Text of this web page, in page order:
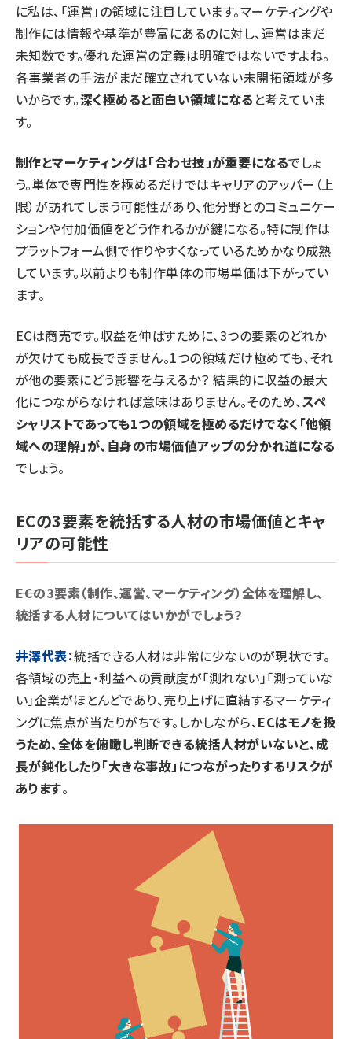
に私は、「運営」の領域に注目しています。マーケティングや
制作には情報や基準が豊富にあるのに対し、運営はまだ
未知数です。優れた運営の定義は明確ではないですよね。
各事業者の手法がまだ確立されていない未開拓領域が多
いからです。深く極めると面白い領域になる と考えていま
す。
制作とマーケティングは「合わせ技」が重要になるでしょ
う。単体で専門性を極めるだけではキャリアのアッパー（上
限）が訪れてしまう可能性があり、他分野とのコミュニケー
ションや付加価値をどう作れるかが鍵になる。特に制作は
プラットフォーム側で作りやすくなっているためかなり成熟
しています。以前よりも制作単体の市場単価は下がってい
ます。
ECは商売です。収益を伸ばすために、3つの要素のどれか
が欠けても成長できません。1つの領域だけ極めても、それ
が他の要素にどう影響を与えるか？ 結果的に収益の最大
化につながらなければ意味はありません。そのため、スペ
シャリストであっても1つの領域を極めるだけでなく「他領
域への理解」が、自身の市場価値アップの分かれ道になる
でしょう。
ECの3要素を統括する人材の市場価値とキャ
リアの可能性
――ECの3要素（制作、運営、マーケティング）全体を理解し、
統括する人材についてはいかがでしょう？
井澤代表：統括できる人材は非常に少ないのが現状です。
各領域の売上・利益への貢献度が「測れない」「測っていな
い」企業がほとんどであり、売り上げに直結するマーケティ
ングに焦点が当たりがちです。しかしながら、ECはモノを扱
うため、全体を俯瞰し判断できる統括人材がいないと、成
長が鈍化したり「大きな事故」につながったりするリスクが
あります。